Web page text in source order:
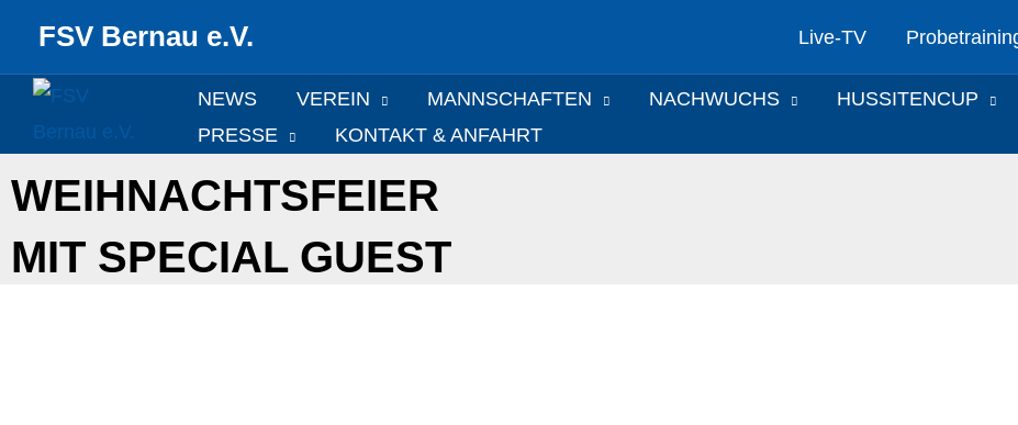
Inhalt
springen
FSV Bernau e.V. Live-TV
NEWS VEREIN MANNSCHAFTEN NACHWUCHS HUSSITENCUP
PRESSE
KONTAKT & ANFAHRT
WEIHNACHTSFEIER
MIT SPECIAL GUEST